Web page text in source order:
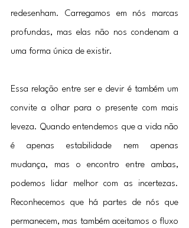
redesenham. Carregamos em nós marcas
profundas, mas elas não nos condenam a
uma forma única de existir.
Essa relação entre ser e devir é também um
convite a olhar para o presente com mais
leveza. Quando entendemos que a vida não
é apenas estabilidade nem apenas
mudança, mas o encontro entre ambas,
podemos lidar melhor com as incertezas.
Reconhecemos que há partes de nós que
permanecem, mas também aceitamos o fluxo